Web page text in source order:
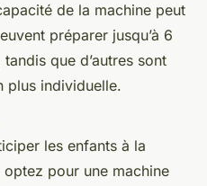
de la machine peut
préparer jusqu’à 6
que d’autres sont
plus individuelle.
les enfants à la
pour une machine